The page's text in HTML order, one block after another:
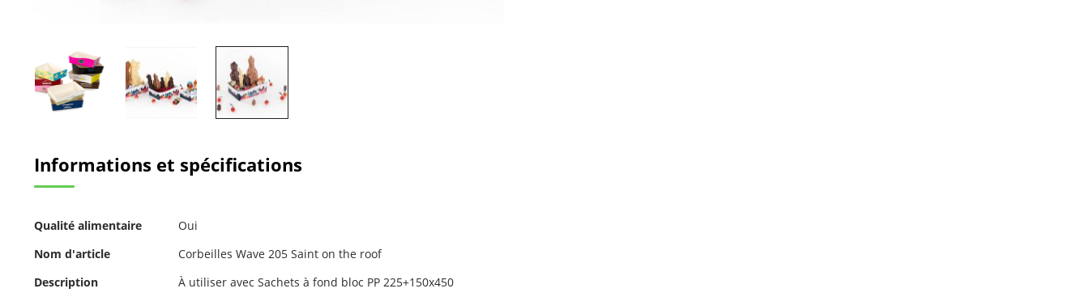
début
de
la
d’images
Informations et spécifications
Pour
d'informations
Qualité alimentaire
Oui
Nom d'article
Corbeilles Wave 205 Saint on the roof
Description
À utiliser avec Sachets à fond bloc PP 225+150x450